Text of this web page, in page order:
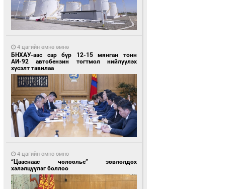
4 цагийн өмнө өмнө
БНХАУ-аас сар бүр 12-15 мянган тонн
АИ-92 автобензин тогтмол нийлүүлэх
хүсэлт тавилаа
4 цагийн өмнө өмнө
“Цааснаас чөлөөлье” зөвлөлдөх
хэлэлцүүлэг боллоо